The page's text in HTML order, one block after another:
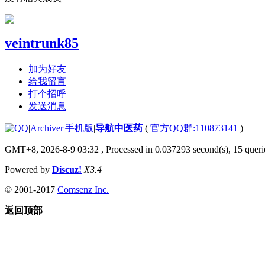
veintrunk85
加为好友
给我留言
打个招呼
发送消息
|Archiver|手机版|导航中医药 ( 官方QQ群:110873141 )
GMT+8, 2026-8-9 03:32 , Processed in 0.037293 second(s), 15
Powered by Discuz! X3.4
© 2001-2017 Comsenz Inc.
返回顶部